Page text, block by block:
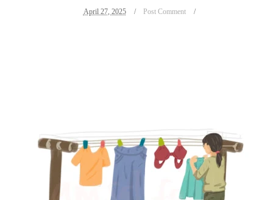
April 27, 2025 Post Comment